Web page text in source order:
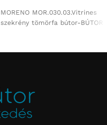
MORENO MOR.030.03.Vitrines
szekrény tömörfa bútor-BÚTOR